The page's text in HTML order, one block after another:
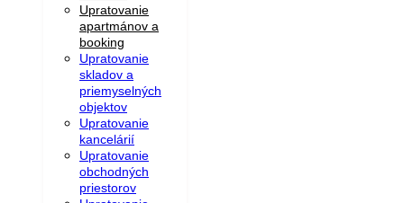
Upratovanie
apartmánov a
booking
Upratovanie
skladov a
priemyselných
objektov
Upratovanie
kancelárií
Upratovanie
obchodných
priestorov